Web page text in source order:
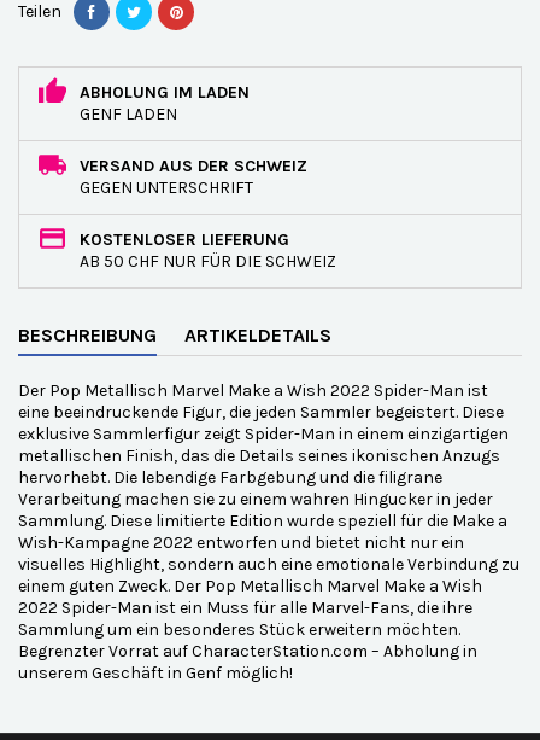
Teilen
ABHOLUNG IM LADEN
GENF LADEN
VERSAND AUS DER SCHWEIZ
GEGEN UNTERSCHRIFT
KOSTENLOSER LIEFERUNG
AB 50 CHF NUR FÜR DIE SCHWEIZ
BESCHREIBUNG ARTIKELDETAILS
Der Pop Metallisch Marvel Make a Wish 2022 Spider-Man ist
eine beeindruckende Figur, die jeden Sammler begeistert. Diese
exklusive Sammlerfigur zeigt Spider-Man in einem einzigartigen
metallischen Finish, das die Details seines ikonischen Anzugs
hervorhebt. Die lebendige Farbgebung und die filigrane
Verarbeitung machen sie zu einem wahren Hingucker in jeder
Sammlung. Diese limitierte Edition wurde speziell für die Make a
Wish-Kampagne 2022 entworfen und bietet nicht nur ein
visuelles Highlight, sondern auch eine emotionale Verbindung zu
einem guten Zweck. Der Pop Metallisch Marvel Make a Wish
2022 Spider-Man ist ein Muss für alle Marvel-Fans, die ihre
Sammlung um ein besonderes Stück erweitern möchten.
Begrenzter Vorrat auf CharacterStation.com – Abholung in
unserem Geschäft in Genf möglich!